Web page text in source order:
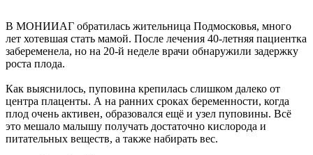
В МОНИИАГ обратилась жительница Подмосковья, много
лет хотевшая стать мамой. После лечения 40-летняя пациентка
забеременела, но на 20-й неделе врачи обнаружили задержку
роста плода.
Как выяснилось, пуповина крепилась слишком далеко от
центра плаценты. А на ранних сроках беременности, когда
плод очень активен, образовался ещё и узел пуповины. Всё
это мешало малышу получать достаточно кислорода и
питательных веществ, а также набирать вес.